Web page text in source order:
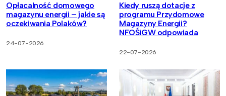
Opłacalność domowego
magazynu energii – jakie są
oczekiwania Polaków?
24-07-2026
Kiedy ruszą dotacje z
programu Przydomowe
Magazyny Energii?
NFOŚiGW odpowiada
22-07-2026